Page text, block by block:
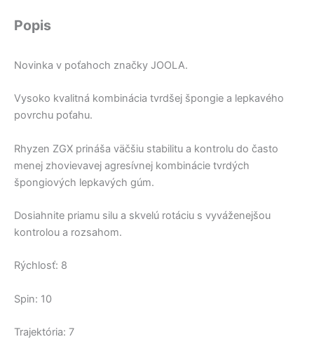
Popis
Novinka v poťahoch značky JOOLA.
Vysoko kvalitná kombinácia tvrdšej špongie a lepkavého
povrchu poťahu.
Rhyzen ZGX prináša väčšiu stabilitu a kontrolu do často
menej zhovievavej agresívnej kombinácie tvrdých
špongiových lepkavých gúm.
Dosiahnite priamu silu a skvelú rotáciu s vyváženejšou
kontrolou a rozsahom.
Rýchlosť: 8
Spin: 10
Trajektória: 7